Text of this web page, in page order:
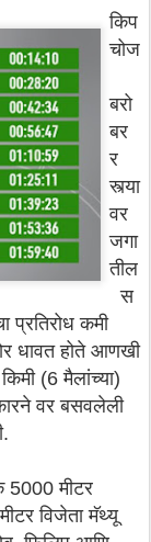
किप
चोज
बरो
बर
र
स्त्या
वर
जगा
तील
स
प्रतिरोध कमी
धावत होते आणखी
(6 मैलांच्या)
वर बसवलेली
5000 मीटर
विजेता मॅथ्यू